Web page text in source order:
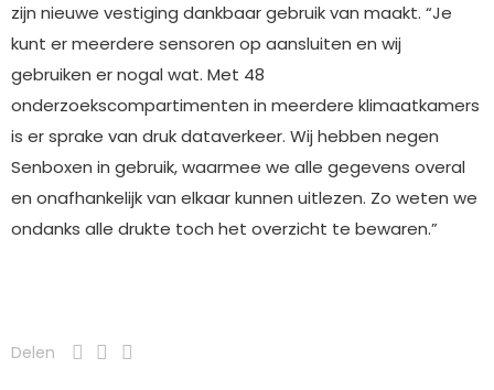
zijn nieuwe vestiging dankbaar gebruik van maakt. “Je
kunt er meerdere sensoren op aansluiten en wij
gebruiken er nogal wat. Met 48
onderzoekscompartimenten in meerdere klimaatkamers
is er sprake van druk dataverkeer. Wij hebben negen
Senboxen in gebruik, waarmee we alle gegevens overal
en onafhankelijk van elkaar kunnen uitlezen. Zo weten we
ondanks alle drukte toch het overzicht te bewaren.”
Delen